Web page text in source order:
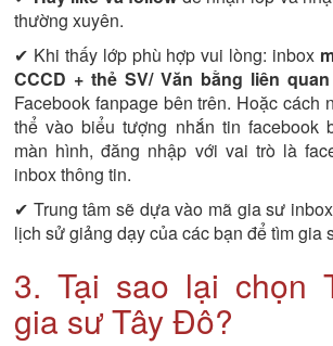
thường xuyên.
✔ Khi thấy lớp phù hợp vui lòng: inbox
CCCD + thẻ SV/ Văn bằng liên
Facebook fanpage bên trên. Hoặc cách
thể vào biểu tượng nhắn tin facebook
màn hình, đăng nhập với vai trò là
inbox thông tin.
✔ Trung tâm sẽ dựa vào mã gia sư
lịch sử giảng dạy của các bạn để tìm gia
3. Tại sao lại chọn
gia sư Tây Đô?